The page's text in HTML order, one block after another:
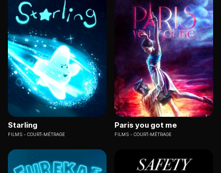
Starling
FILMS COURT-MÉTRAGE
Paris you got me
FILMS COURT-MÉTRAGE